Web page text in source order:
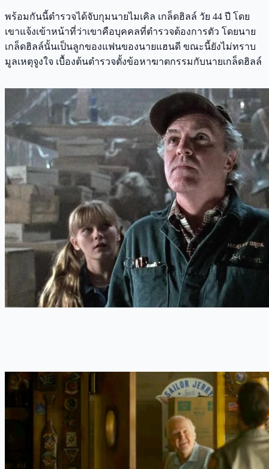
พร้อมกันนี้ตำรวจได้จับกุมนายไมเคิล เกล็ดฮิลล์ วัย 44 ปี โดย
เขาแจ้งเข้าหน้าที่ว่าเขาคือบุคคลที่ตำรวจต้องการตัว โดยนาย
เกล็ดฮิลล์นั้นเป็นลูกของแฟนของนายแฮนดี ขณะนี้ยังไม่ทราบ
มูลเหตุจูงใจ เบื้องต้นตำรวจตั้งข้อหาฆาตกรรมกับนายเกล็ดฮิลล์